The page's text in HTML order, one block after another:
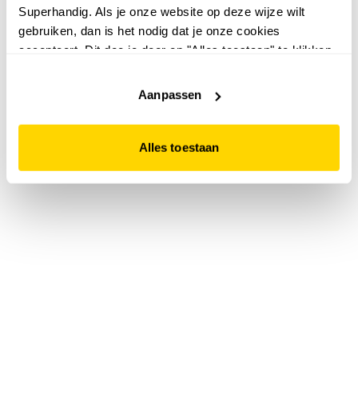
Superhandig. Als je onze website op deze wijze wilt
gebruiken, dan is het nodig dat je onze cookies
accepteert. Dit doe je door op "Alles toestaan" te klikken.
website niet optimaal functioneert.
Aanpassen
Alles toestaan